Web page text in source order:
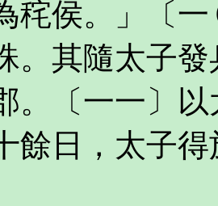
秺侯。」〔
。其隨太子
。〔一一〕
餘日，太子